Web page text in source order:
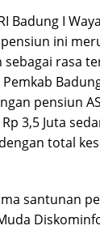
Badung I
ini
rasa
pensiun
3,5 Juta
total
santunan